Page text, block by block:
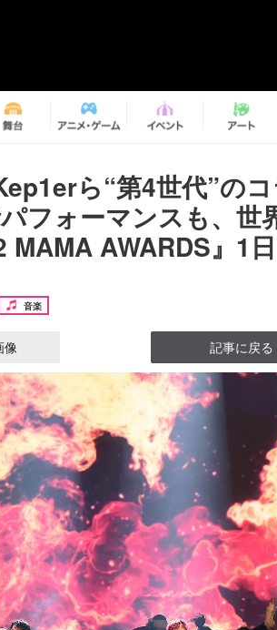
ら“第4世代”の
フォーマンスも、世
MAMA AWARDS』1
音楽
像 記事に戻る